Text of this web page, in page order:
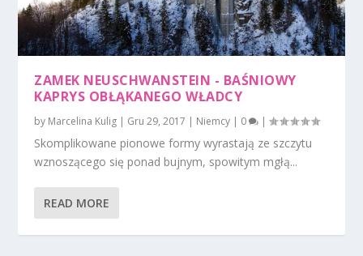
ZAMEK NEUSCHWANSTEIN - BAŚNIOWY
KAPRYS OBŁĄKANEGO WŁADCY
by Marcelina Kulig | Gru 29, 2017 | Niemcy | 0 |
Skomplikowane pionowe formy wyrastają ze szczytu
wznoszącego się ponad bujnym, spowitym mgłą...
READ MORE